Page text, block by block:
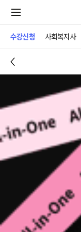
수강신청 사회복지사